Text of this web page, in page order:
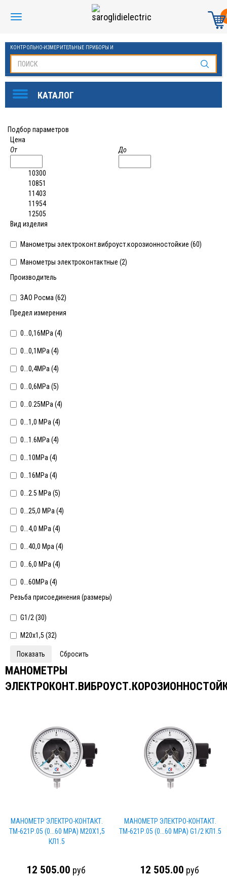
КОНТРОЛЬНО-ИЗМЕРИТЕЛЬНЫЕ ПРИБОРЫ И
Подбор параметров
Цена
От
До
10300
10851
11403
11954
12505
Вид изделия
Манометры электроконт.виброуст.корозионностойкие (60)
Манометры электроконтактные (2)
Производитель
ЗАО Росма (62)
Предел измерения
0...0,16MPa (4)
0...0,1MPa (4)
0...0,4MPa (4)
0...0,6МРа (5)
0...0.25MPa (4)
0...1,0 MPa (4)
0...1.6МРа (4)
0...10MPa (4)
0...16MPa (4)
0...2.5 МРа (5)
0...25,0 MPa (4)
0...4,0 MPa (4)
0...40,0 Mpa (4)
0...6,0 MPa (4)
0...60MPa (4)
Резьба присоединения (размеры)
G1/2 (30)
М20х1,5 (32)
МАНОМЕТРЫ
МАНОМЕТР ЭЛЕКТРО-КОНТАКТ.
ТМ-621Р.05 (0...60 МРА) М20Х1,5
КЛ1.5
12 505.00 руб
МАНОМЕТР ЭЛЕКТРО-КОНТАКТ.
ТМ-621Р.05 (0...60 МРА) G1/2 КЛ1.5
12 505.00 руб